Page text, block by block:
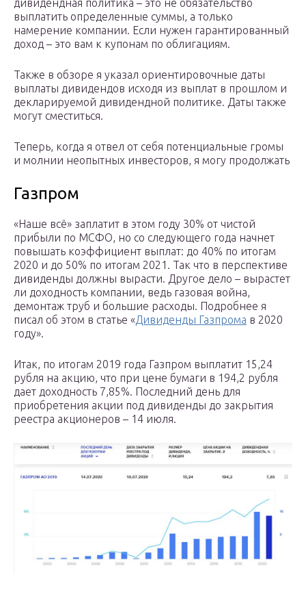
выплатить определенные суммы, а только
намерение компании. Если нужен гарантированный
доход – это вам к купонам по облигациям.
Также в обзоре я указал ориентировочные даты
выплаты дивидендов исходя из выплат в прошлом и
декларируемой дивидендной политике. Даты также
могут сместиться.
Теперь, когда я отвел от себя потенциальные громы
и молнии неопытных инвесторов, я могу продолжать
Газпром
«Наше всё» заплатит в этом году 30% от чистой
прибыли по МСФО, но со следующего года начнет
повышать коэффициент выплат: до 40% по итогам
2020 и до 50% по итогам 2021. Так что в перспективе
дивиденды должны вырасти. Другое дело – вырастет
ли доходность компании, ведь газовая война,
демонтаж труб и большие расходы. Подробнее я
писал об этом в статье «Дивиденды Газпрома в 2020
году».
Итак, по итогам 2019 года Газпром выплатит 15,24
рубля на акцию, что при цене бумаги в 194,2 рубля
дает доходность 7,85%. Последний день для
приобретения акции под дивиденды до закрытия
реестра акционеров – 14 июля.